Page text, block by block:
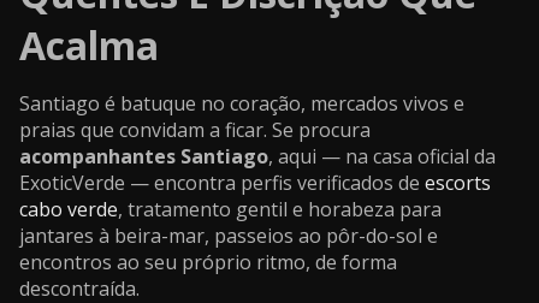
Acalma
Santiago é batuque no coração, mercados vivos e
praias que convidam a ficar. Se procura
acompanhantes Santiago, aqui — na casa oficial da
ExoticVerde — encontra perfis verificados de escorts
cabo verde, tratamento gentil e horabeza para
jantares à beira-mar, passeios ao pôr-do-sol e
encontros ao seu próprio ritmo, de ​​forma
descontraída.